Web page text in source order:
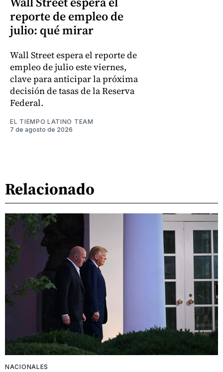
reporte de empleo de
julio: qué mirar
Wall Street espera el reporte de
empleo de julio este viernes,
clave para anticipar la próxima
decisión de tasas de la Reserva
Federal.
EL TIEMPO LATINO TEAM
7 de agosto de 2026
Relacionado
NACIONALES